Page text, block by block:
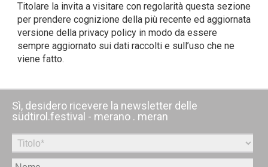
Titolare la invita a visitare con regolarità questa sezione
per prendere cognizione della più recente ed aggiornata
versione della privacy policy in modo da essere
sempre aggiornato sui dati raccolti e sull’uso che ne
viene fatto.
Sì, desidero ricevere la newsletter delle
südtirol.festival - merano . meran